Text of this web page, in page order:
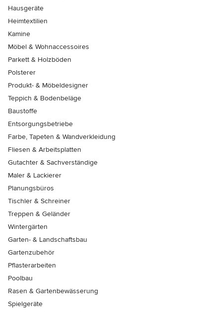
Hausgeräte
Heimtextilien
Kamine
Möbel & Wohnaccessoires
Parkett & Holzböden
Polsterer
Produkt- & Möbeldesigner
Teppich & Bodenbeläge
Baustoffe
Entsorgungsbetriebe
Farbe, Tapeten & Wandverkleidung
Fliesen & Arbeitsplatten
Gutachter & Sachverständige
Maler & Lackierer
Planungsbüros
Tischler & Schreiner
Treppen & Geländer
Wintergärten
Garten- & Landschaftsbau
Gartenzubehör
Pflasterarbeiten
Poolbau
Rasen & Gartenbewässerung
Spielgeräte